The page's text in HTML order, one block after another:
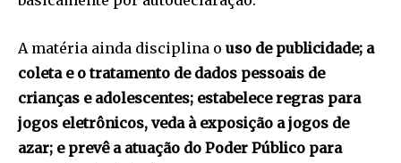
A matéria ainda disciplina o uso de publicidade; a
coleta e o tratamento de dados pessoais de
crianças e adolescentes; estabelece regras para
jogos eletrônicos, veda à exposição a jogos de
azar; e prevê a atuação do Poder Público para